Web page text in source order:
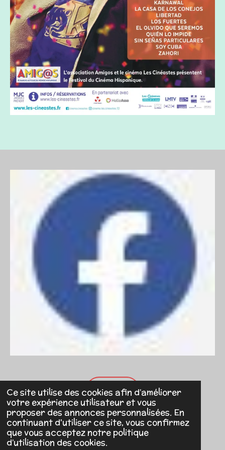
Ce site utilise des cookies afin d’améliorer
votre expérience utilisateur et vous
proposer des annonces personnalisées. En
continuant d'utiliser ce site, vous confirmez
que vous acceptez notre politique
d’utilisation des cookies.
ADHÉRER
CONTACT: asso.amigos72@gmail.com
© 2022 - 2026 AMIGOS